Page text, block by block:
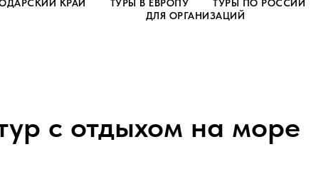
КРАЙ ТУРЫ В ЕВРОПУ ТУРЫ ПО РОССИИ
ДЛЯ ОРГАНИЗАЦИЙ
с отдыхом на море